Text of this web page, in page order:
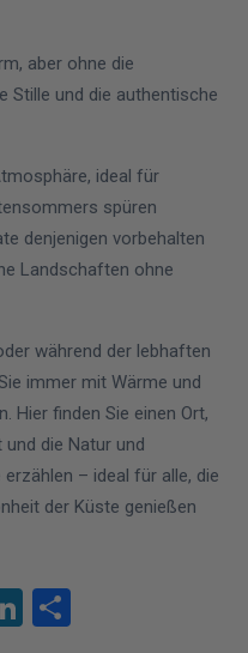
aber ohne die
Stille und die authentische
ideal für
spüren
denjenigen vorbehalten
Landschaften ohne
während der lebhaften
immer mit Wärme und
Hier finden Sie einen Ort,
die Natur und
– ideal für alle, die
der Küste genießen
LinkedIn